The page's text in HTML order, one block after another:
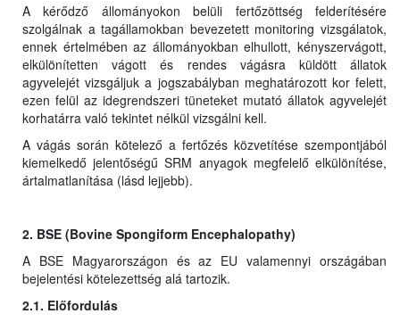
A kérődző állományokon belüli fertőzöttség felderítésére
szolgálnak a tagállamokban bevezetett monitoring vizsgálatok,
ennek értelmében az állományokban elhullott, kényszervágott,
elkülönítetten vágott és rendes vágásra küldött állatok
agyvelejét vizsgáljuk a jogszabályban meghatározott kor felett,
ezen felül az idegrendszeri tüneteket mutató állatok agyvelejét
korhatárra való tekintet nélkül vizsgálni kell.
A vágás során kötelező a fertőzés közvetítése szempontjából
kiemelkedő jelentőségű SRM anyagok megfelelő elkülönítése,
ártalmatlanítása (lásd lejjebb).
2. BSE (Bovine Spongiform Encephalopathy)
A BSE Magyarországon és az EU valamennyi országában
bejelentési kötelezettség alá tartozik.
2.1. Előfordulás